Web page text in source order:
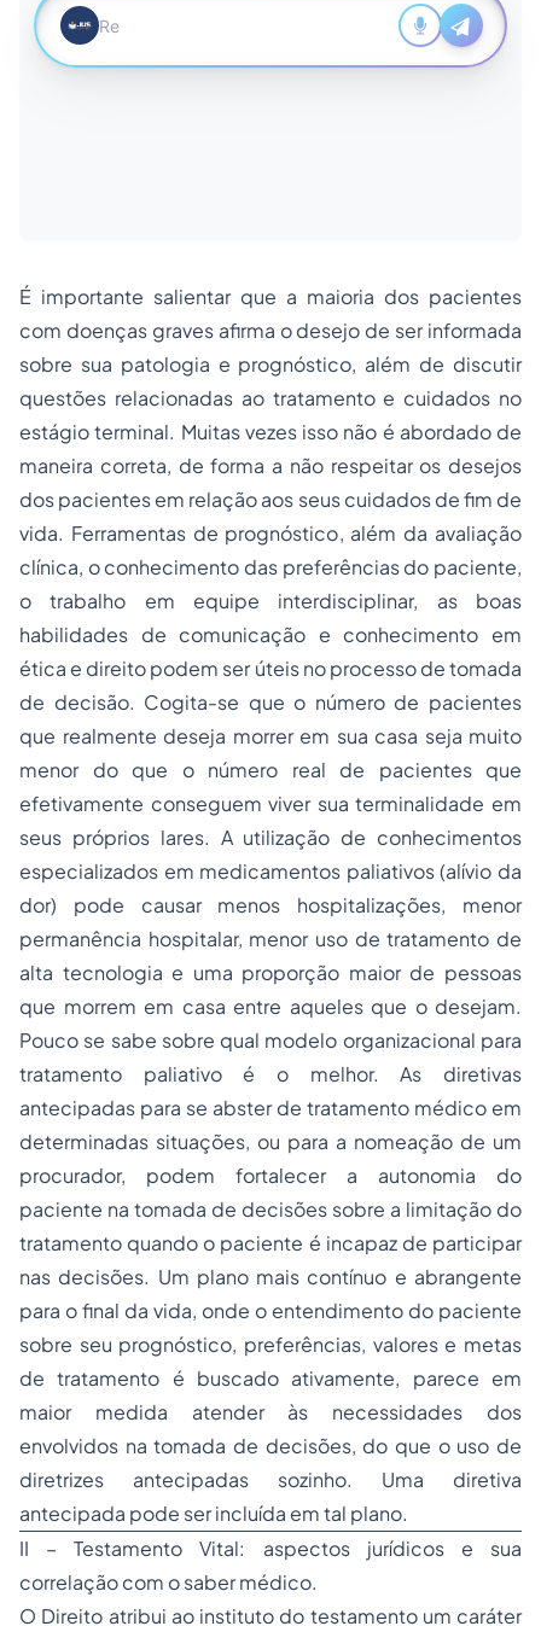
É importante salientar que a maioria dos pacientes
com doenças graves afirma o desejo de ser informada
sobre sua patologia e prognóstico, além de discutir
questões relacionadas ao tratamento e cuidados no
estágio terminal. Muitas vezes isso não é abordado de
maneira correta, de forma a não respeitar os desejos
dos pacientes em relação aos seus cuidados de fim de
vida. Ferramentas de prognóstico, além da avaliação
clínica, o conhecimento das preferências do paciente,
o trabalho em equipe interdisciplinar, as boas
habilidades de comunicação e conhecimento em
ética e direito podem ser úteis no processo de tomada
de decisão. Cogita-se que o número de pacientes
que realmente deseja morrer em sua casa seja muito
menor do que o número real de pacientes que
efetivamente conseguem viver sua terminalidade em
seus próprios lares. A utilização de conhecimentos
especializados em medicamentos paliativos (alívio da
dor) pode causar menos hospitalizações, menor
permanência hospitalar, menor uso de tratamento de
alta tecnologia e uma proporção maior de pessoas
que morrem em casa entre aqueles que o desejam.
Pouco se sabe sobre qual modelo organizacional para
tratamento paliativo é o melhor. As diretivas
antecipadas para se abster de tratamento médico em
determinadas situações, ou para a nomeação de um
procurador, podem fortalecer a autonomia do
paciente na tomada de decisões sobre a limitação do
tratamento quando o paciente é incapaz de participar
nas decisões. Um plano mais contínuo e abrangente
para o final da vida, onde o entendimento do paciente
sobre seu prognóstico, preferências, valores e metas
de tratamento é buscado ativamente, parece em
maior medida atender às necessidades dos
envolvidos na tomada de decisões, do que o uso de
diretrizes antecipadas sozinho. Uma diretiva
antecipada pode ser incluída em tal plano.
II – Testamento Vital: aspectos jurídicos e sua
correlação com o saber médico.
O Direito atribui ao instituto do testamento um caráter